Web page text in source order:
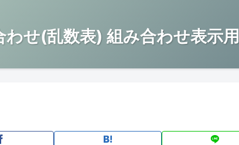
わせ(乱数表) 組み合わせ表示